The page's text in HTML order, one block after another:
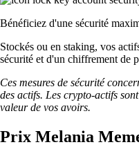
Bénéficiez d'une sécurité
Stockés ou en staking, vos
sécurité et d'un chiffrement de
Ces mesures de sécurité
des actifs. Les crypto-actifs
valeur de vos avoirs.
Prix Melania